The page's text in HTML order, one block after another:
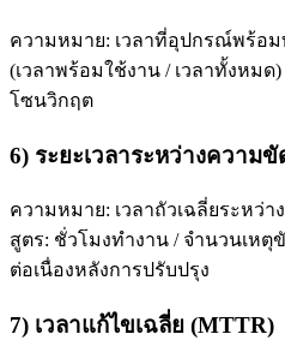
ความหมาย: เวลาที่อุปกรณ์พร้อม
(เวลาพร้อมใช้งาน / เวลาทั้งหมด)
โซนวิกฤต
6) ระยะเวลาระหว่างความ
ความหมาย: เวลาถัวเฉลี่ยระหว่า
สูตร: ชั่วโมงทำงาน / จำนวนเหตุ
ต่อเนื่องหลังการปรับปรุง
7) เวลาแก้ไขเฉลี่ย (MTTR)